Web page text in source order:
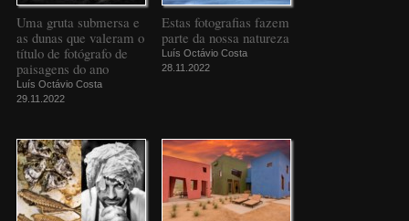
Uma gruta submersa e
as dunas que valeram o
título de fotógrafo de
paisagens do ano
Luís Octávio Costa
29.11.2022
Estas fotografias fazem
parte da nossa natureza
Luís Octávio Costa
28.11.2022